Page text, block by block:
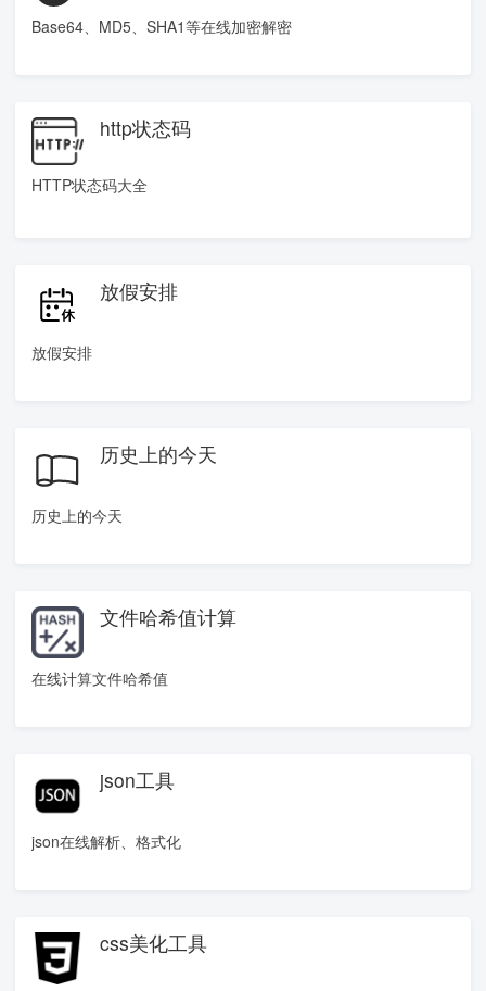
Base64、MD5、SHA1等在线加密解密
http状态码
HTTP状态码大全
放假安排
放假安排
历史上的今天
历史上的今天
文件哈希值计算
在线计算文件哈希值
json工具
json在线解析、格式化
css美化工具